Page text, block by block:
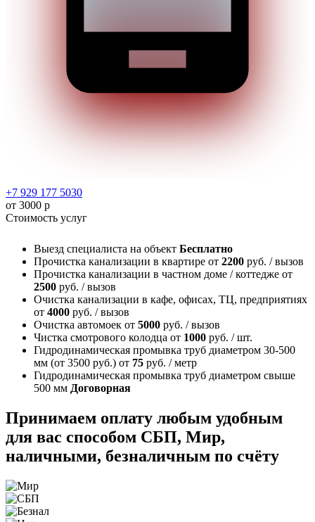
+7 929 177 5030
от 3000 р
Стоимость услуг
Выезд специалиста на объект Бесплатно
Прочистка канализации в квартире от 2200 руб. / вызов
Прочистка канализации в частном доме / коттедже от
2500 руб. / вызов
Очистка канализации в кафе, офисах, ТЦ, предприятиях
от 4000 руб. / вызов
Очистка автомоек от 5000 руб. / вызов
Чистка смотрового колодца от 1000 руб. / шт.
Гидродинамическая промывка труб диаметром 30-500
мм (от 3500 руб.) от 75 руб. / метр
Гидродинамическая промывка труб диаметром свыше
500 мм Договорная
Принимаем оплату любым удобным
для вас способом СБП, Мир,
наличными, безналичным по счёту